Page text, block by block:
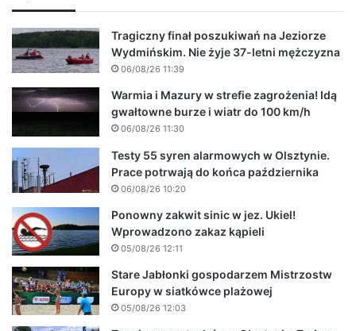
Tragiczny finał poszukiwań na Jeziorze
Wydmińskim. Nie żyje 37-letni mężczyzna
06/08/26 11:39
Warmia i Mazury w strefie zagrożenia! Idą
gwałtowne burze i wiatr do 100 km/h
06/08/26 11:30
Testy 55 syren alarmowych w Olsztynie.
Prace potrwają do końca października
06/08/26 10:20
Ponowny zakwit sinic w jez. Ukiel!
Wprowadzono zakaz kąpieli
05/08/26 12:11
Stare Jabłonki gospodarzem Mistrzostw
Europy w siatkówce plażowej
05/08/26 12:03